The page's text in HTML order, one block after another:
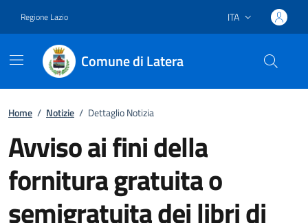
Regione Lazio Lingua attiva:
ITA
Comune di Latera
Home / Notizie / Dettaglio Notizia
Avviso ai fini della
fornitura gratuita o
semigratuita dei libri di